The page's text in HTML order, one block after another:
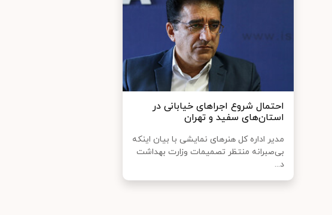
احتمال شروع اجراهای خیابانی در
استان‌های سفید و تهران
مدیر اداره کل هنرهای نمایشی با بیان اینکه
بی‌صبرانه منتظر تصمیمات وزارت بهداشت
د...